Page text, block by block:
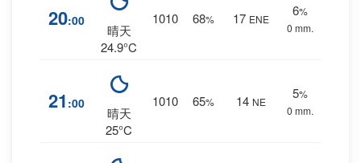
20:00
晴天
24.9°C
1010 68% 17 ENE
6%
0 mm.
21 :00
晴天
25°C
1010 65% 14 NE
5%
0 mm.